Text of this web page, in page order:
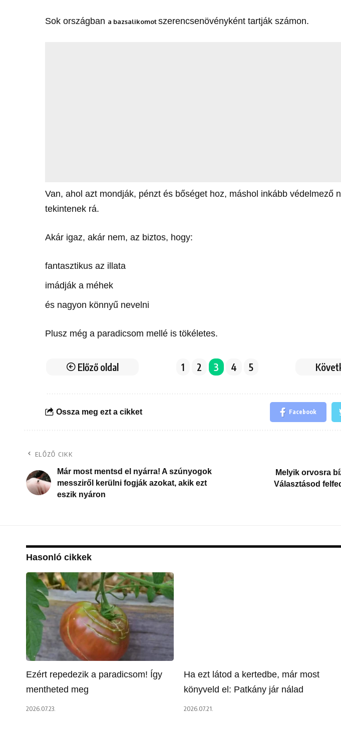
Sok országban a bazsalikomotszerencsenövényként tartják számon.
Van, ahol azt mondják, pénzt és bőséget hoz, máshol inkább védelmező
tekintenek rá.
Akár igaz, akár nem, az biztos, hogy:
fantasztikus az illata
imádják a méhek
és nagyon könnyű nevelni
Plusz még a paradicsom mellé is tökéletes.
Előző oldal 1 2 3 4 5
Ossza meg ezt a cikket Facebook
ELŐZŐ CIKK
Már most mentsd el nyárra! A szúnyogok
messziről kerülni fogják azokat, akik ezt
eszik nyáron
Melyik orvosra
Választásod
Hasonló cikkek
Ezért repedezik a paradicsom! Így
mentheted meg
2026.07.23.
Ha ezt látod a kertedbe, már most
könyveld el: Patkány jár nálad
2026.07.21.